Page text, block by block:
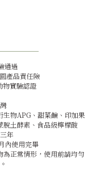
通過
產品責任險
實驗認證
物APG、甜菜鹼、印加果
脫土酵素、食品級檸檬酸
年
內使用完畢
正常情形，使用前請均勻